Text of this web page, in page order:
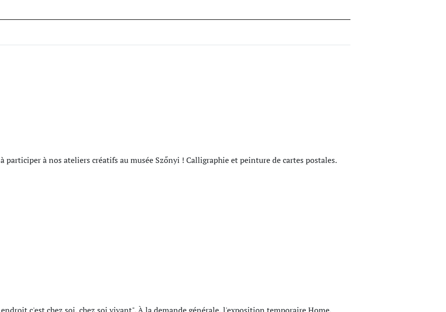
participer à nos ateliers créatifs au musée Szőnyi ! Calligraphie et peinture de cartes postales.